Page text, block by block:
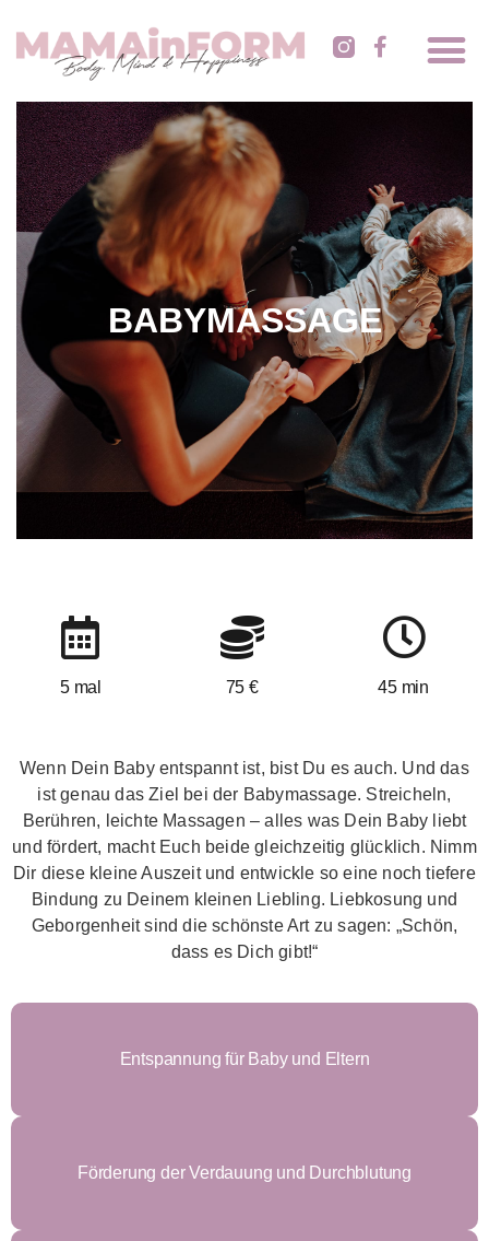
BABYMASSAGE
5 mal 75 € 45 min
Wenn Dein Baby entspannt ist, bist Du es auch. Und das
ist genau das Ziel bei der Babymassage. Streicheln,
Berühren, leichte Massagen – alles was Dein Baby liebt
und fördert, macht Euch beide gleichzeitig glücklich. Nimm
Dir diese kleine Auszeit und entwickle so eine noch tiefere
Bindung zu Deinem kleinen Liebling. Liebkosung und
Geborgenheit sind die schönste Art zu sagen: „Schön,
dass es Dich gibt!“
Entspannung für Baby und Eltern
Förderung der Verdauung und Durchblutung